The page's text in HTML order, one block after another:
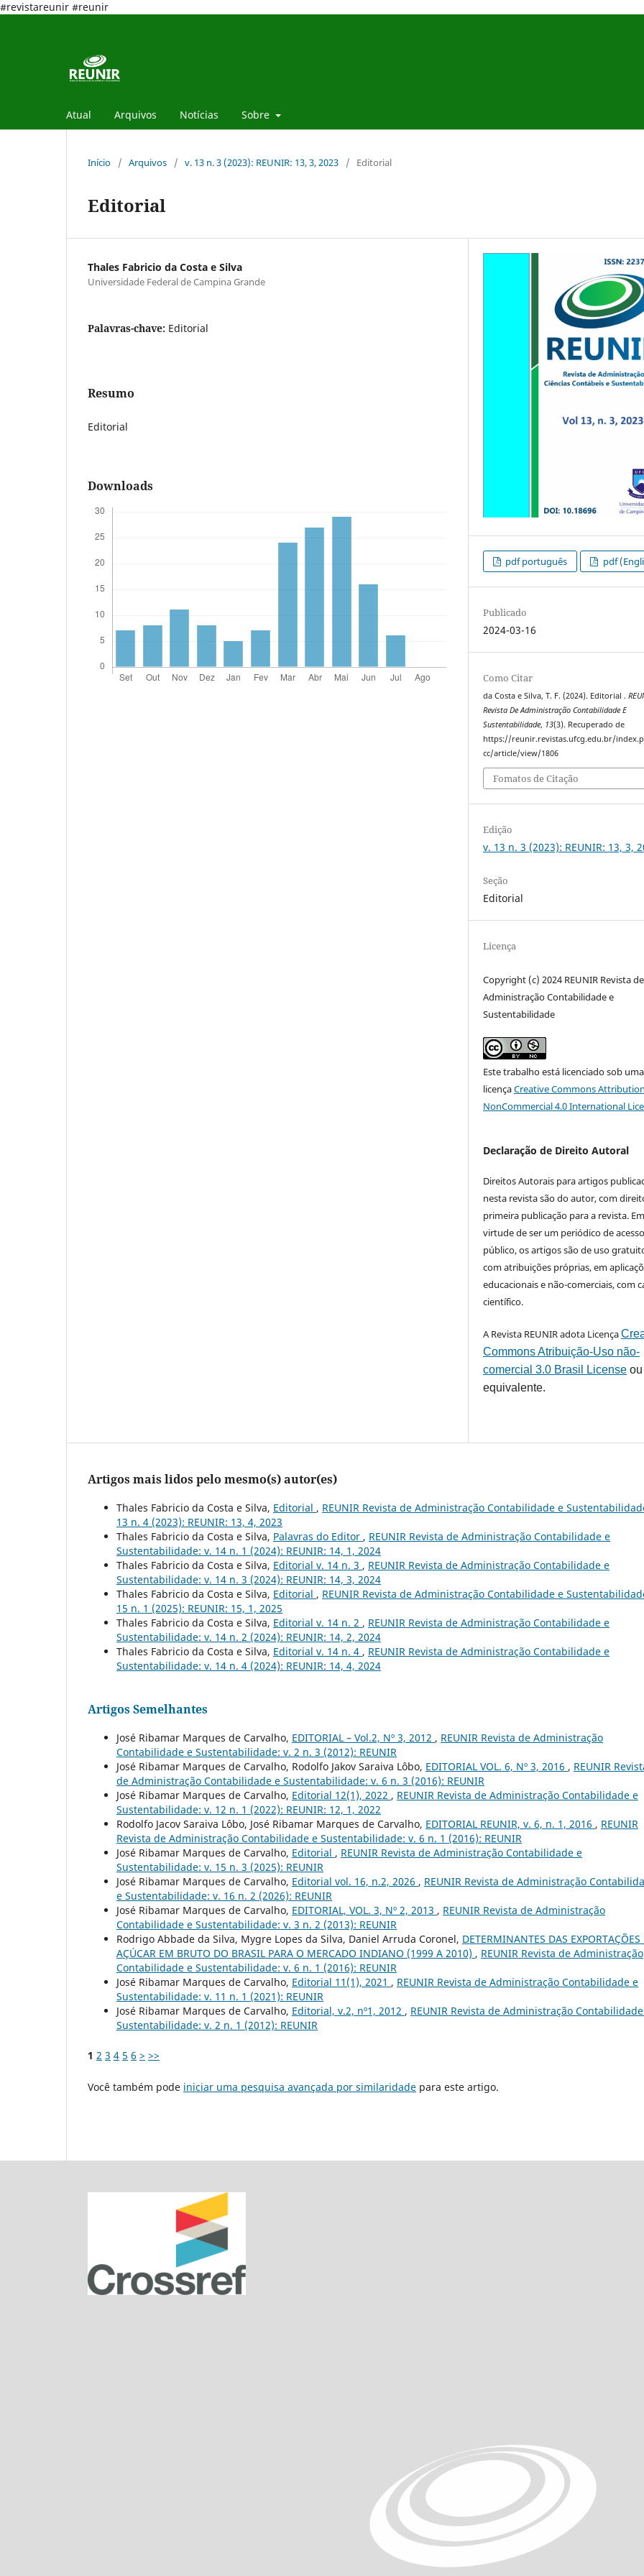
#revistareunir #reunir
Atual Arquivos Notícias Sobre
Início / Arquivos / v. 13 n. 3 (2023): REUNIR: 13, 3, 2023 / Editorial
Editorial
Thales Fabricio da Costa e Silva
Universidade Federal de Campina Grande
Palavras-chave: Editorial
Resumo
Editorial
Downloads
pdf português pdf
Publicado
2024-03-16
Como Citar
da Costa e Silva, T. F. (2024). Editorial .
Revista De Administração Contabilidade E
Sustentabilidade, 13(3). Recuperado de
https://reunir.revistas.ufcg.edu.br/
cc/article/view/1806
Fomatos de Citação
Edição
v. 13 n. 3 (2023): REUNIR: 13, 3,
Seção
Editorial
Licença
Copyright (c) 2024 REUNIR Revista de
Administração Contabilidade e
Sustentabilidade
Este trabalho está licenciado sob uma
licençaCreative Commons
NonCommercial 4.0 International
Declaração de Direito Autoral
Direitos Autorais para artigos
nesta revista são do autor, com
primeira publicação para a revista. Em
virtude de ser um periódico de acesso
público, os artigos são de uso
com atribuições próprias, em
educacionais e não-comerciais, com
científico.
A Revista REUNIR adota Licença
Commons Atribuição-Uso não-
comercial 3.0 Brasil License
equivalente.
Artigos mais lidos pelo mesmo(s) autor(es)
Thales Fabricio da Costa e Silva, Editorial , REUNIR Revista de Administração Contabilidade e
13 n. 4 (2023): REUNIR: 13, 4, 2023
Thales Fabricio da Costa e Silva, Palavras do Editor , REUNIR Revista de Administração Contabilidade e
Sustentabilidade: v. 14 n. 1 (2024): REUNIR: 14, 1, 2024
Thales Fabricio da Costa e Silva, Editorial v. 14 n. 3 , REUNIR Revista de Administração Contabilidade e
Sustentabilidade: v. 14 n. 3 (2024): REUNIR: 14, 3, 2024
Thales Fabricio da Costa e Silva, Editorial , REUNIR Revista de Administração Contabilidade e
15 n. 1 (2025): REUNIR: 15, 1, 2025
Thales Fabricio da Costa e Silva, Editorial v. 14 n. 2 , REUNIR Revista de Administração Contabilidade e
Sustentabilidade: v. 14 n. 2 (2024): REUNIR: 14, 2, 2024
Thales Fabricio da Costa e Silva, Editorial v. 14 n. 4 , REUNIR Revista de Administração Contabilidade e
Sustentabilidade: v. 14 n. 4 (2024): REUNIR: 14, 4, 2024
Artigos Semelhantes
José Ribamar Marques de Carvalho, EDITORIAL – Vol.2, Nº 3, 2012 , REUNIR Revista de Administração
Contabilidade e Sustentabilidade: v. 2 n. 3 (2012): REUNIR
José Ribamar Marques de Carvalho, Rodolfo Jakov Saraiva Lôbo, EDITORIAL VOL. 6, Nº 3, 2016 , REUNIR
de Administração Contabilidade e Sustentabilidade: v. 6 n. 3 (2016): REUNIR
José Ribamar Marques de Carvalho, Editorial 12(1), 2022 , REUNIR Revista de Administração Contabilidade e
Sustentabilidade: v. 12 n. 1 (2022): REUNIR: 12, 1, 2022
Rodolfo Jacov Saraiva Lôbo, José Ribamar Marques de Carvalho, EDITORIAL REUNIR, v. 6, n. 1, 2016 , REUNIR
Revista de Administração Contabilidade e Sustentabilidade: v. 6 n. 1 (2016): REUNIR
José Ribamar Marques de Carvalho, Editorial , REUNIR Revista de Administração Contabilidade e
Sustentabilidade: v. 15 n. 3 (2025): REUNIR
José Ribamar Marques de Carvalho, Editorial vol. 16, n.2, 2026 , REUNIR Revista de Administração
e Sustentabilidade: v. 16 n. 2 (2026): REUNIR
José Ribamar Marques de Carvalho, EDITORIAL, VOL. 3, Nº 2, 2013 , REUNIR Revista de Administração
Contabilidade e Sustentabilidade: v. 3 n. 2 (2013): REUNIR
Rodrigo Abbade da Silva, Mygre Lopes da Silva, Daniel Arruda Coronel, DETERMINANTES DAS EXPORTAÇÕES
AÇÚCAR EM BRUTO DO BRASIL PARA O MERCADO INDIANO (1999 A 2010) , REUNIR Revista de Administração
Contabilidade e Sustentabilidade: v. 6 n. 1 (2016): REUNIR
José Ribamar Marques de Carvalho, Editorial 11(1), 2021 , REUNIR Revista de Administração Contabilidade e
Sustentabilidade: v. 11 n. 1 (2021): REUNIR
José Ribamar Marques de Carvalho, Editorial, v.2, nº1, 2012 , REUNIR Revista de Administração
Sustentabilidade: v. 2 n. 1 (2012): REUNIR
1 2 3 4 5 6 > >>
Você também pode iniciar uma pesquisa avançada por similaridade para este artigo.